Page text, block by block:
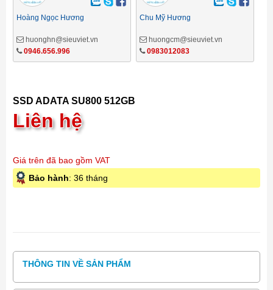
Hoàng Ngọc Hương
huonghn@sieuviet.vn
0946.656.996
Chu Mỹ Hương
huongcm@sieuviet.vn
0983012083
SSD ADATA SU800 512GB
Liên hệ
Giá trên đã bao gồm VAT
Bảo hành: 36 tháng
THÔNG TIN VỀ SẢN PHẨM